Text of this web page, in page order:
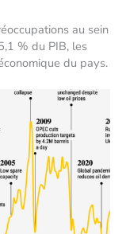
au sein
% du PIB, les
du pays.